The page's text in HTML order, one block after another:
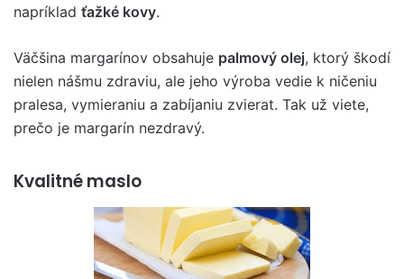
napríklad ťažké kovy.
Väčšina margarínov obsahuje palmový olej, ktorý škodí
nielen nášmu zdraviu, ale jeho výroba vedie k ničeniu
pralesa, vymieraniu a zabíjaniu zvierat. Tak už viete,
prečo je margarín nezdravý.
Kvalitné maslo